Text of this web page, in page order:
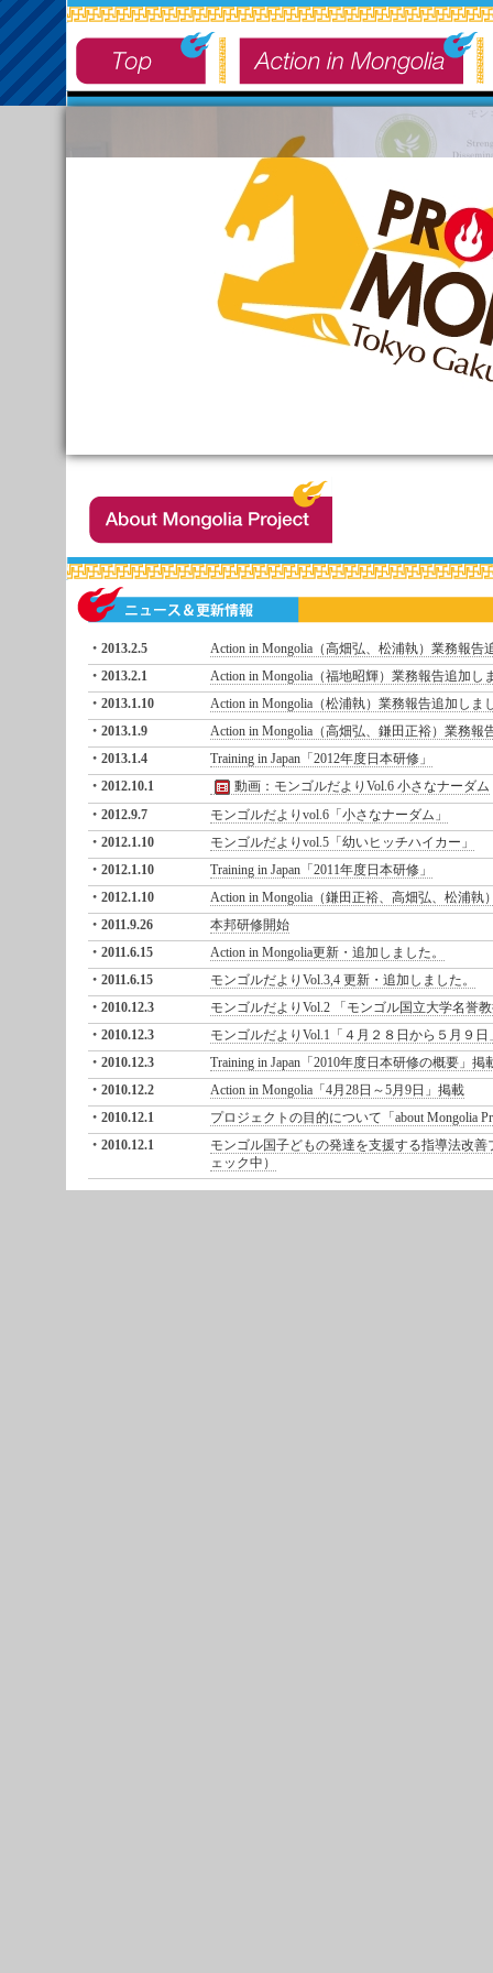
2013.2.5
Action in Mongolia（高畑弘、松浦執）業務報告
2013.2.1
Action in Mongolia（福地昭輝）業務報告追加し
2013.1.10
Action in Mongolia（松浦執）業務報告追加しま
2013.1.9
Action in Mongolia（高畑弘、鎌田正裕）業務報
2013.1.4
Training in Japan「2012年度日本研修」
2012.10.1
動画：モンゴルだよりVol.6 小さなナーダム
2012.9.7
モンゴルだよりvol.6「小さなナーダム」
2012.1.10
モンゴルだよりvol.5「幼いヒッチハイカー」
2012.1.10
Training in Japan「2011年度日本研修」
2012.1.10
Action in Mongolia（鎌田正裕、高畑弘、松浦執
2011.9.26
本邦研修開始
2011.6.15
Action in Mongolia更新・追加しました。
2011.6.15
モンゴルだよりVol.3,4 更新・追加しました。
2010.12.3
モンゴルだよりVol.2 「モンゴル国立大学名誉
2010.12.3
モンゴルだよりVol.1「４月２８日から５月９日
2010.12.3
Training in Japan「2010年度日本研修の概要」掲
2010.12.2
Action in Mongolia「4月28日～5月9日」掲載
2010.12.1
プロジェクトの目的について「about Mongolia
2010.12.1
モンゴル国子どもの発達を支援する指導法改
ェック中）